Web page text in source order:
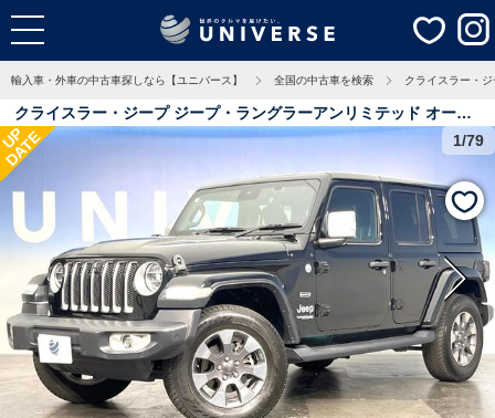
輸入車・外車の中古車探しなら【ユニバース】 全国の中古車を検索 クライスラー・
クライスラー・ジープ ジープ・ラングラーアンリミテッド オーバ
ーランド １００台限定車 純正ナビ アップルカープレイ ＯＶＥＲ
ＬＡＮＤ刺繍入り黒革シート アダプティブクルーズコントロール
衝突軽減 アルパイン製スピーカー フルセグＴＶ Ｂｌｕｅｔｏｏｔ
ｈ 禁煙車 5.5万Km 埼玉県
DATE 1/79